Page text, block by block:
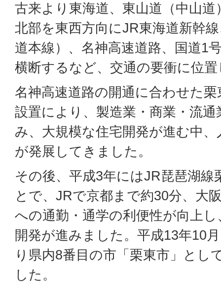
古来より東海道、東山道（中山
北部を東西方向にJR東海道新幹
道本線）、名神高速道路、国道1
横断するなど、交通の要衝に位
名神高速道路の開通に合わせた
設置により、製造業・商業・流
み、大規模な住宅開発が進む中
が発展してきました。
その後、平成3年にはJR琵琶湖線
とで、JRで京都まで約30分、大
への通勤・通学の利便性が向上
開発が進みました。平成13年10
り県内8番目の市「栗東市」とし
した。